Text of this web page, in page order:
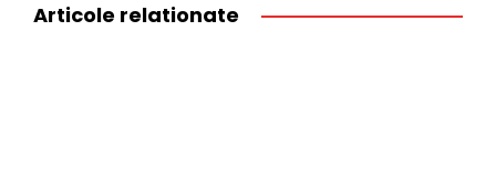
Articole relationate